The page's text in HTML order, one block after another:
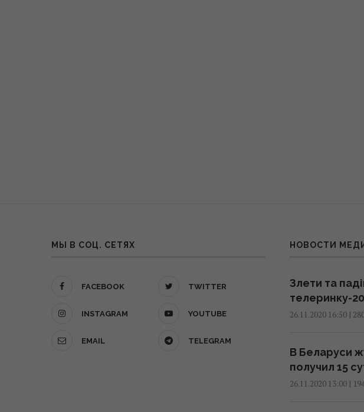
МЫ В СОЦ. СЕТЯХ
FACEBOOK TWITTER
INSTAGRAM YOUTUBE
EMAIL TELEGRAM
НОВОСТИ
Злети та
телеринку-
26.11.2020 16:50|
В Беларуси
получил 15
26.11.2020 13:00|